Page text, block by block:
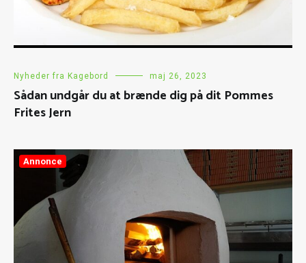
Nyheder fra Kagebord maj 26, 2023
Sådan undgår du at brænde dig på dit Pommes
Frites Jern
Annonce